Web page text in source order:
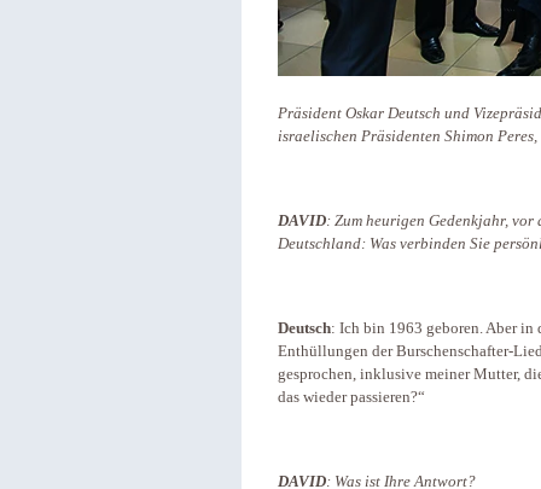
Präsident Oskar Deutsch und
israelischen Präsidenten Shimon
DAVID: Zum heurigen Gedenkjahr,
Deutschland: Was verbinden Sie
Deutsch: Ich bin 1963 geboren. Aber in
Enthüllungen der Burschenschafter-
gesprochen, inklusive meiner Mutter,
das wieder passieren?“
DAVID: Was ist Ihre Antwort?